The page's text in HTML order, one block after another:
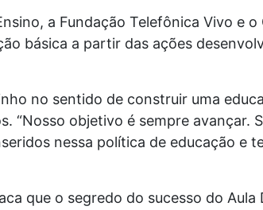
a Fundação Telefônica Vivo e o
básica a partir das ações
no sentido de construir uma
“Nosso objetivo é sempre avançar.
nessa política de educação e
que o segredo do sucesso do Aula